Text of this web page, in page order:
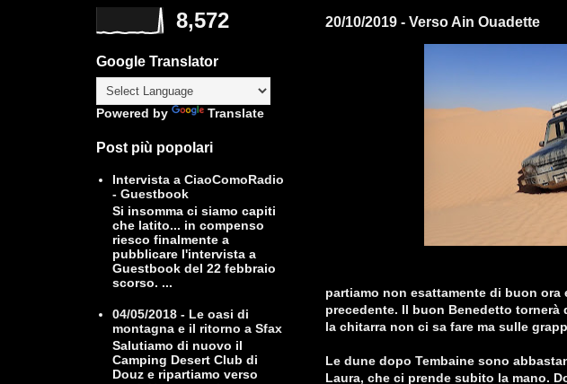
20/10/2019 - Verso Ain Ouadette
partiamo non esattamente di buon
precedente. Il buon Benedetto
la chitarra non ci sa fare ma sulle
Le dune dopo Tembaine sono
Laura, che ci prende subito la mano.
8,572
Google Translator
Powered by Translate
Post più popolari
Intervista a CiaoComoRadio
- Guestbook
Si insomma ci siamo capiti
che latito... in compenso
riesco finalmente a
pubblicare l'intervista a
Guestbook del 22 febbraio
scorso. ...
04/05/2018 - Le oasi di
montagna e il ritorno a Sfax
Salutiamo di nuovo il
Camping Desert Club di
Douz e ripartiamo verso